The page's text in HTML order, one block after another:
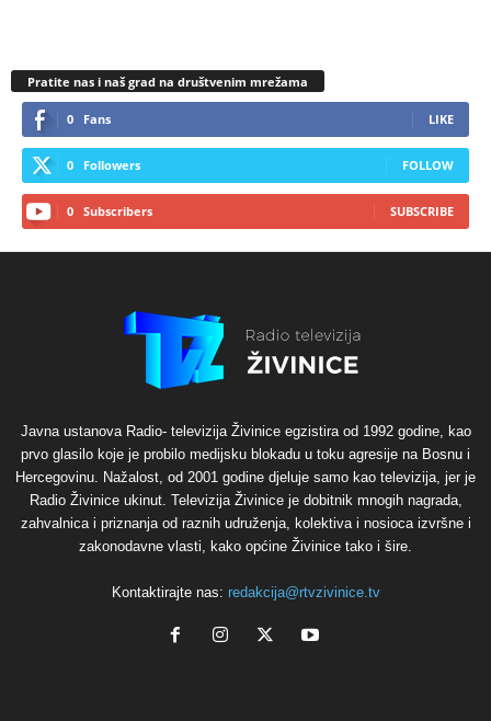
Pratite nas i naš grad na društvenim mrežama
0 Fans LIKE
0 Followers FOLLOW
0 Subscribers SUBSCRIBE
Javna ustanova Radio- televizija Živinice egzistira od 1992 godine, kao
prvo glasilo koje je probilo medijsku blokadu u toku agresije na Bosnu i
Hercegovinu. Nažalost, od 2001 godine djeluje samo kao televizija, jer je
Radio Živinice ukinut. Televizija Živinice je dobitnik mnogih nagrada,
zahvalnica i priznanja od raznih udruženja, kolektiva i nosioca izvršne i
zakonodavne vlasti, kako općine Živinice tako i šire.
Kontaktirajte nas: redakcija@rtvzivinice.tv